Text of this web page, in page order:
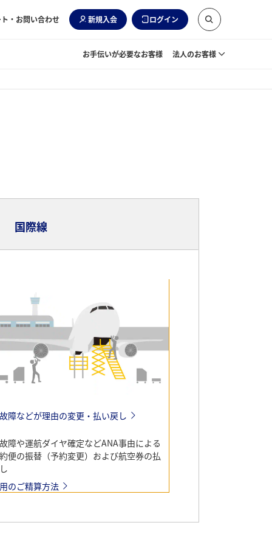
・お問い合わせ 新規入会 ログイン
お手伝いが必要なお客様 法人のお客様
国際線
障などが理由の変更・払い戻し
障や運航ダイヤ確定などANA事由による
便の振替（予約変更）および航空券の払
のご精算方法